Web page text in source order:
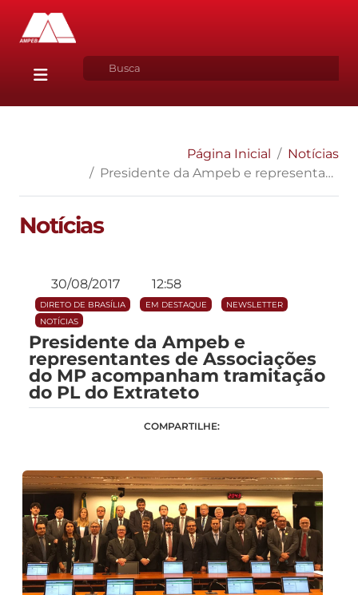
Página Inicial
Notícias
Presidente da Ampeb e representantes de Associações do MP acompanham tramitação do PL do Extrateto
Notícias
30/08/2017 12:58
DIRETO DE BRASÍLIA EM DESTAQUE
NEWSLETTER
NOTÍCIAS
Presidente da Ampeb e
representantes de Associações
do MP acompanham tramitação
do PL do Extrateto
COMPARTILHE: